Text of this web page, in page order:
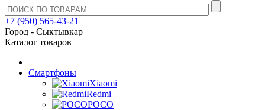
+7 (950) 565-43-21
Город - Сыктывкар
Каталог товаров
Смартфоны
Xiaomi
Redmi
POCO